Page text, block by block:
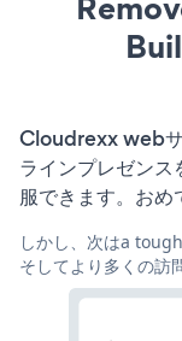
Cloudrexx webサ
ラインプレゼン
服できます。おめ
しかし、次はa
そしてより多くの訪